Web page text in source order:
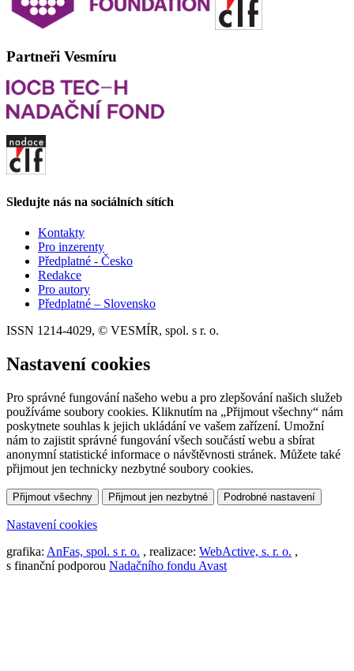
Partneři Vesmíru
Sledujte nás na sociálních sítích
Kontakty
Pro inzerenty
Předplatné - Česko
Redakce
Pro autory
Předplatné – Slovensko
ISSN 1214-4029, © VESMÍR, spol. s r. o.
Nastavení cookies
Pro správné fungování našeho webu a pro zlepšování našich služeb
používáme soubory cookies. Kliknutím na „Přijmout všechny“ nám
poskytnete souhlas k jejich ukládání ve vašem zařízení. Umožní
nám to zajistit správné fungování všech součástí webu a sbírat
anonymní statistické informace o návštěvnosti stránek. Můžete také
přijmout jen technicky nezbytné soubory cookies.
Přijmout všechny Přijmout jen nezbytné Podrobné nastavení
Nastavení cookies
grafika: AnFas, spol. s r. o. , realizace: WebActive, s. r. o. ,
s finanční podporou Nadačního fondu Avast